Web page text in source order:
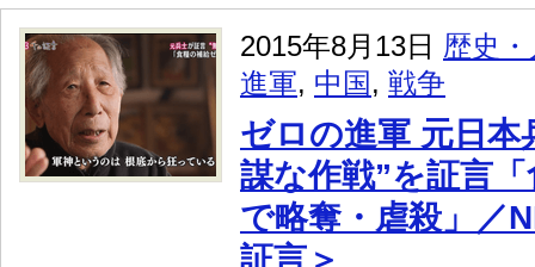
2015年8月13日 歴史
進軍, 中国 , 戦争
ゼロの進軍 元日本
謀な作戦”を証言
で略奪・虐殺」／
証言＞